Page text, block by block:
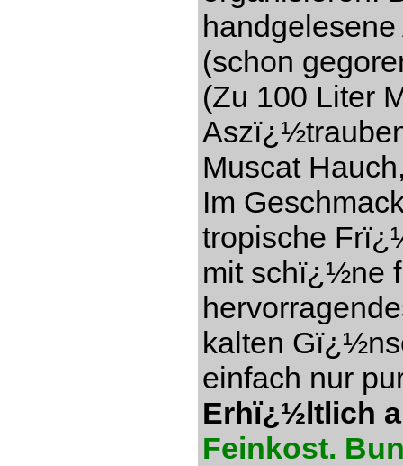
(schon
(Zu 100 Liter
Muscat
Im
tropische
mit schï¿½ne
kalten
einfach nur
Erhï¿½ltlich
Feinkost.